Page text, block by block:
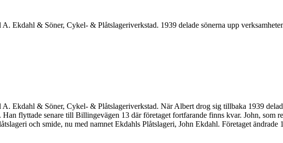
Ekdahl & Söner, Cykel- & Plåtslageriverkstad. 1939 delade sönerna upp
Ekdahl & Söner, Cykel- & Plåtslageriverkstad. När Albert drog sig tillbaka 1939
flyttade senare till Billingevägen 13 där företaget fortfarande finns kvar. John, som
och smide, nu med namnet Ekdahls Plåtslageri, John Ekdahl. Företaget